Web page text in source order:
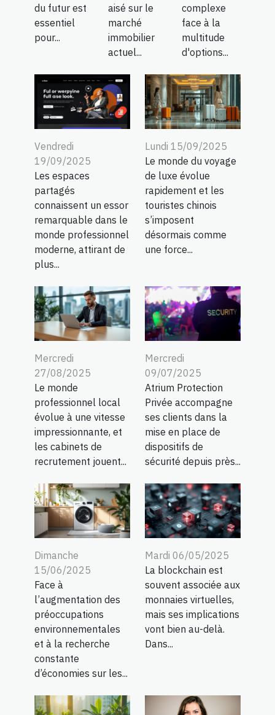
du futur est
essentiel
pour...
aisé sur le
marché
immobilier
actuel...
complexe
face à la
multitude
d'options...
Vendredi
19/09/2025
Les espaces
partagés
connaissent un essor
remarquable dans le
monde professionnel
moderne, attirant de
plus...
Lundi 15/09/2025
Le monde du voyage
de luxe évolue
rapidement et les
touristes chinois
s’imposent
désormais comme
une force...
Mercredi
27/08/2025
Le monde
professionnel local
évolue à une vitesse
impressionnante, et
les cabinets de
recrutement jouent...
Mercredi
09/07/2025
Atrium Protection
Privée accompagne
ses clients dans la
mise en place de
dispositifs de
sécurité depuis près...
Dimanche
15/06/2025
Face à
l’augmentation des
préoccupations
environnementales
et à la recherche
constante
d’économies sur les...
Mardi 06/05/2025
La blockchain est
souvent associée aux
monnaies virtuelles,
mais ses implications
vont bien au-delà.
Dans...